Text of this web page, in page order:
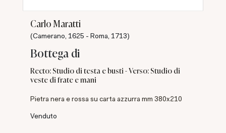
Carlo Maratti
(Camerano, 1625 - Roma, 1713)
Bottega di
Recto: Studio di testa e busti - Verso: Studio di
veste di frate e mani
Pietra nera e rossa su carta azzurra mm 380x210
Venduto